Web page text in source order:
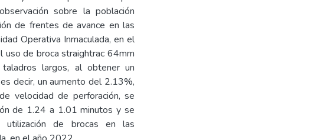
sobre la población
de frentes de avance en las
Operativa Inmaculada, en el
de broca straightrac 64mm
largos, al obtener un
decir, un aumento del 2.13%,
velocidad de perforación, se
de 1.24 a 1.01 minutos y se
de brocas en las